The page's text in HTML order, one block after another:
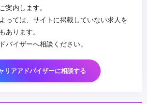
案内します。
っては、サイトに掲載していない求人を
あります。
バイザーへ相談ください。
リアアドバイザーに相談する